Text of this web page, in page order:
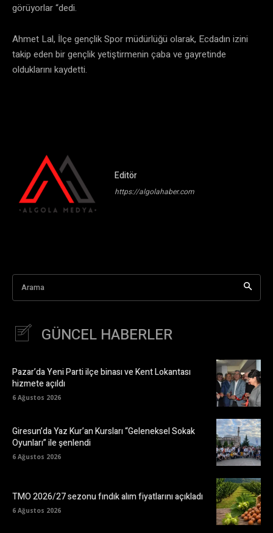
görüyorlar “dedi.
Ahmet Lal, İlçe gençlik Spor müdürlüğü olarak, Ecdadın izini
takip eden bir gençlik yetiştirmenin çaba ve gayretinde
olduklarını kaydetti.
Editör
https://algolahaber.com
Arama
GÜNCEL HABERLER
Pazar’da Yeni Parti ilçe binası ve Kent Lokantası
hizmete açıldı
6 Ağustos 2026
Giresun’da Yaz Kur’an Kursları “Geleneksel Sokak
Oyunları” ile şenlendi
6 Ağustos 2026
TMO 2026/27 sezonu fındık alım fiyatlarını açıkladı
6 Ağustos 2026